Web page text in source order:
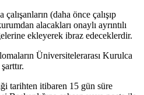
(daha önce çalışıp
alacakları onaylı ayrıntılı
ekleyerek ibraz edeceklerdir.
Üniversitelerarası Kurulca
tarihten itibaren 15 gün süre